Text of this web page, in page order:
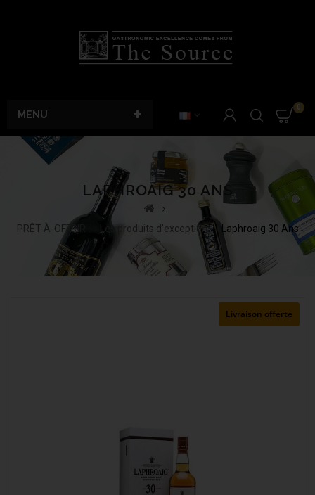
0
MENU
LAPHROAIG 30 ANS
PRÊT-À-OFFRIR Les produits d'exception Laphroaig 30 Ans
Livraison offerte